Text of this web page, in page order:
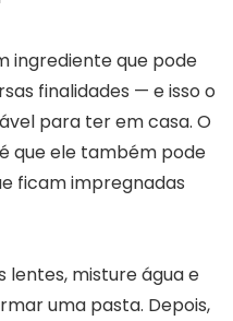
ingrediente que pode
finalidades — e isso o
para ter em casa. O
que ele também pode
ficam impregnadas
lentes, misture água e
uma pasta. Depois,